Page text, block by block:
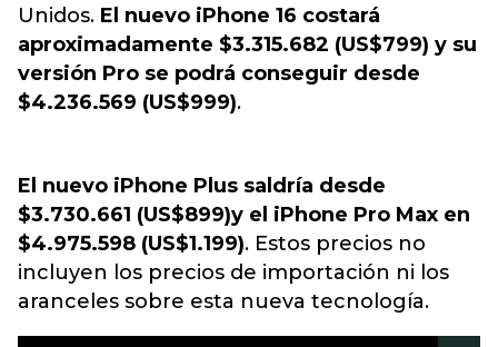
Unidos. El nuevo iPhone 16 costará
aproximadamente $3.315.682 (US$799) y su
versión Pro se podrá conseguir desde
$4.236.569 (US$999).
El nuevo iPhone Plus saldría desde
$3.730.661 (US$899)y el iPhone Pro Max en
$4.975.598 (US$1.199). Estos precios no
incluyen los precios de importación ni los
aranceles sobre esta nueva tecnología.